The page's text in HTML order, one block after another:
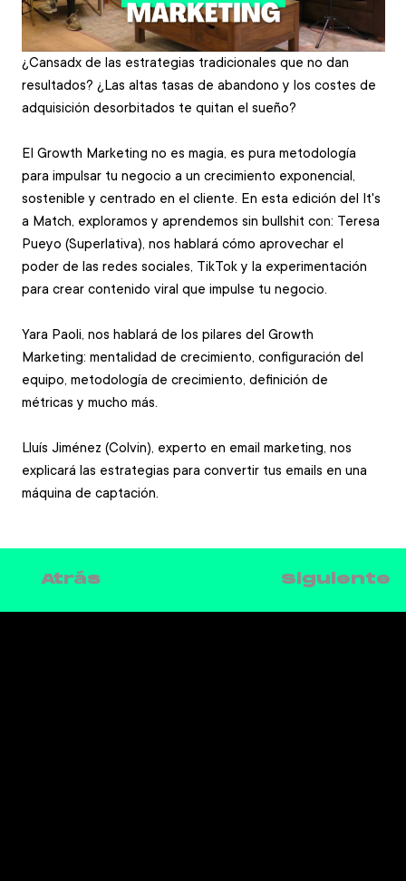
¿Cansadx de las estrategias tradicionales que no dan
resultados? ¿Las altas tasas de abandono y los costes de
adquisición desorbitados te quitan el sueño?
El Growth Marketing no es magia, es pura metodología
para impulsar tu negocio a un crecimiento exponencial,
sostenible y centrado en el cliente. En esta edición del It's
a Match, exploramos y aprendemos sin bullshit con: Teresa
Pueyo (Superlativa), nos hablará cómo aprovechar el
poder de las redes sociales, TikTok y la experimentación
para crear contenido viral que impulse tu negocio.
Yara Paoli, nos hablará de los pilares del Growth
Marketing: mentalidad de crecimiento, configuración del
equipo, metodología de crecimiento, definición de
métricas y mucho más.
Lluís Jiménez (Colvin), experto en email marketing, nos
explicará las estrategias para convertir tus emails en una
máquina de captación.
Atrás Siguiente